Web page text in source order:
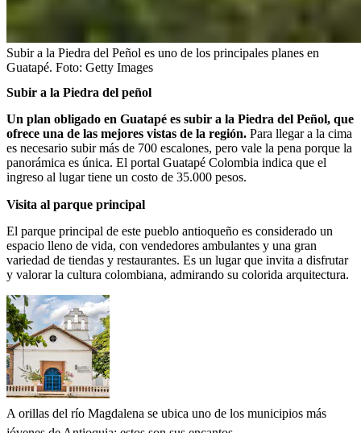
Subir a la Piedra del Peñol es uno de los principales planes en
Guatapé. Foto: Getty Images
Subir a la Piedra del peñol
Un plan obligado en Guatapé es subir a la Piedra del Peñol, que
ofrece una de las mejores vistas de la región. Para llegar a la cima
es necesario subir más de 700 escalones, pero vale la pena porque la
panorámica es única. El portal Guatapé Colombia indica que el
ingreso al lugar tiene un costo de 35.000 pesos.
Visita al parque principal
El parque principal de este pueblo antioqueño es considerado un
espacio lleno de vida, con vendedores ambulantes y una gran
variedad de tiendas y restaurantes. Es un lugar que invita a disfrutar
y valorar la cultura colombiana, admirando su colorida arquitectura.
A orillas del río Magdalena se ubica uno de los municipios más